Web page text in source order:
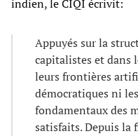
indien, le CIQI écrivit:
Appuyés sur la
capitalistes et dans
leurs frontières
démocratiques ni
fondamentaux des
satisfaits. Depuis la